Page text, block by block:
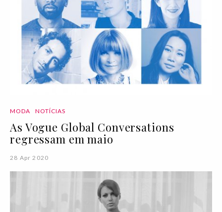
MODA NOTÍCIAS
As Vogue Global Conversations
regressam em maio
28 Apr 2020